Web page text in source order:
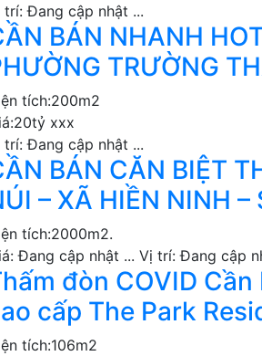
trí:Đang cập nhật ...
BÁN NHANH
TRƯỜNG
tích:200m2
20tỷ xxx
trí:Đang cập nhật ...
BÁN CĂN BIỆT
– XÃ HIỀN NINH
tích:2000m2.
Đang cập nhật ... Vị trí:Đang cập
đòn COVID
cấp The Park
tích:106m2